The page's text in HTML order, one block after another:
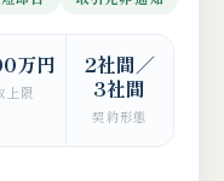
万円
上限
2社間／
3社間
契約形態